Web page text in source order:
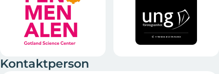
Kontaktperson